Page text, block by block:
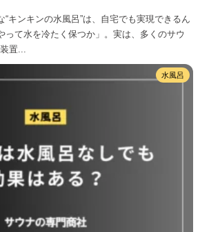
キンキンの水風呂”は、自宅でも実現できるん
って水を冷たく保つか」。実は、多くのサウ
置...
水風呂